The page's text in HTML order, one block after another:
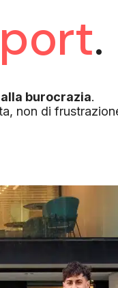
.
burocrazia.
non di